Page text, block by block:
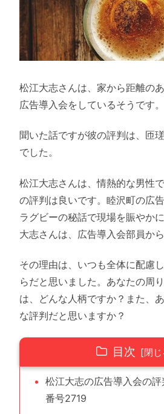
松江大志さんは、家から距離の
広告導入会をしているそうです。
聞いた話ですが彼の評判は、匝
でした。
松江大志さんは、情熱的な男性
の評判は良いです。睦沢町の広
ラグビーの秘話で現場を賑やか
大志さんは、広告導入会部員か
その理由は、いつも全体に配慮
らだと思いました。あなたの周
は、どんな人柄ですか？また、
な評判だと思いますか？
目次
松江大志の広告導入会の
番号2719